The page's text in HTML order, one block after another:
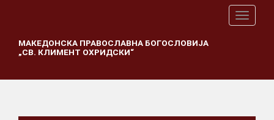
T
o
e
v
МАКЕДОНСКА ПРАВОСЛАВНА БОГОСЛОВИЈА
„СВ. КЛИМЕНТ ОХРИДСКИ“